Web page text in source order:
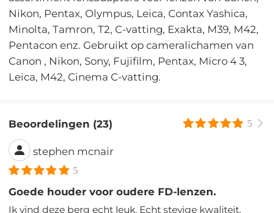
Nikon, Pentax, Olympus, Leica, Contax Yashica,
Minolta, Tamron, T2, C-vatting, Exakta, M39, M42,
Pentacon enz. Gebruikt op cameralichamen van
Canon , Nikon, Sony, Fujifilm, Pentax, Micro 4 3,
Leica, M42, Cinema C-vatting.
Beoordelingen (23) 5
stephen mcnair
5
Goede houder voor oudere FD-lenzen.
Ik vind deze berg echt leuk. Echt stevige kwaliteit,